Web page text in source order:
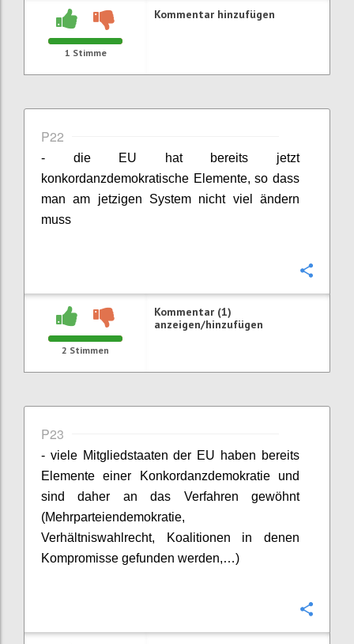
1 Stimme
Kommentar hinzufügen
P22
- die EU hat bereits jetzt
konkordanzdemokratische Elemente, so dass
man am jetzigen System nicht viel ändern
muss
2 Stimmen
Kommentar (1)
anzeigen/hinzufügen
P23
- viele Mitgliedstaaten der EU haben bereits
Elemente einer Konkordanzdemokratie und
sind daher an das Verfahren gewöhnt
(Mehrparteiendemokratie,
Verhältniswahlrecht, Koalitionen in denen
Kompromisse gefunden werden,…)